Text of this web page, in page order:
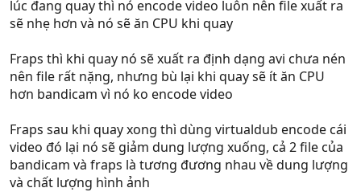
lúc đang quay thì nó encode video luôn nên file xuất ra
sẽ nhẹ hơn và nó sẽ ăn CPU khi quay
Fraps thì khi quay nó sẽ xuất ra định dạng avi chưa nén
nên file rất nặng, nhưng bù lại khi quay sẽ ít ăn CPU
hơn bandicam vì nó ko encode video
Fraps sau khi quay xong thì dùng virtualdub encode cái
video đó lại nó sẽ giảm dung lượng xuống, cả 2 file của
bandicam và fraps là tương đương nhau về dung lượng
và chất lượng hình ảnh